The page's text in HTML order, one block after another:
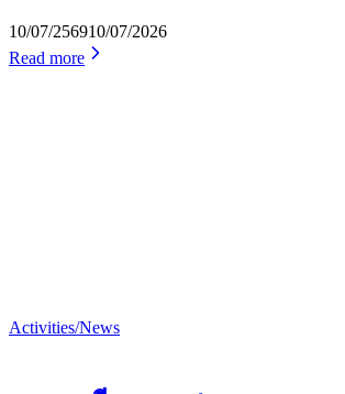
10/07/256910/07/2026
Read more
Activities/News